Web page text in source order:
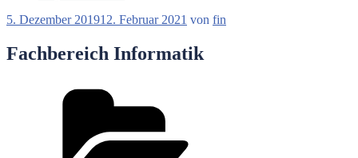
Veröffentlicht
5. Dezember 201912. Februar 2021 von fin
Fachbereich Informatik